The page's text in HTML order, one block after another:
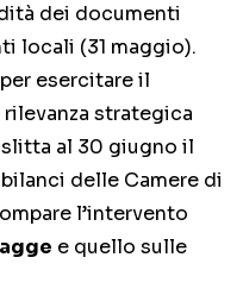
dei documenti
locali (31 maggio).
esercitare il
strategica
al 30 giugno il
delle Camere di
l’intervento
e quello sulle